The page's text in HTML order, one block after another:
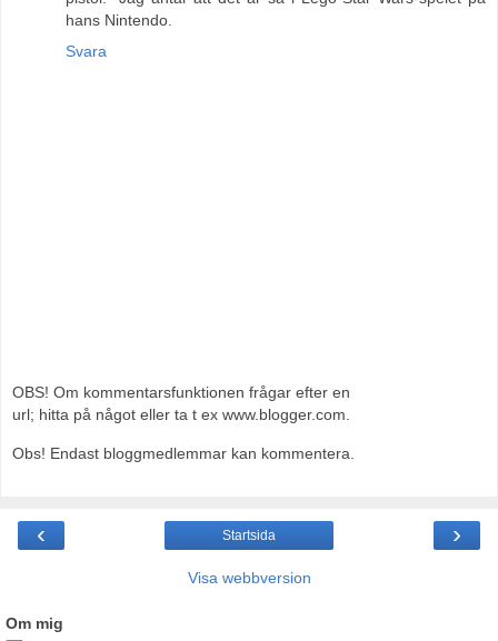
hans Nintendo.
Svara
OBS! Om kommentarsfunktionen frågar efter en
url; hitta på något eller ta t ex www.blogger.com.
Obs! Endast bloggmedlemmar kan kommentera.
‹ ›
Startsida
Visa webbversion
Om mig